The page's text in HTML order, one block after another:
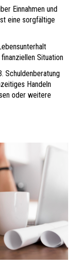
Einnahmen und
eine sorgfältige
Situation
Schuldenberatung
Handeln
oder weitere